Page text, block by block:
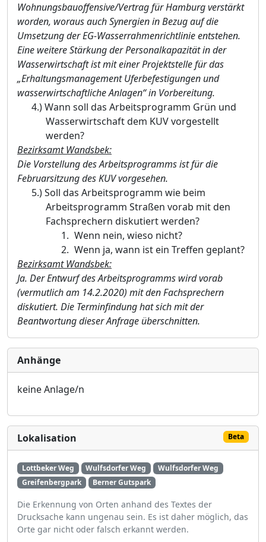
Wohnungsbauoffensive/Vertrag für Hamburg verstärkt
worden, woraus auch Synergien in Bezug auf die
Umsetzung der EG-Wasserrahmenrichtlinie entstehen.
Eine weitere Stärkung der Personalkapazität in der
Wasserwirtschaft ist mit einer Projektstelle für das
„Erhaltungsmanagement Uferbefestigungen und
wasserwirtschaftliche Anlagen“in Vorbereitung.
4.)Wann soll das Arbeitsprogramm Grün und
Wasserwirtschaft dem KUV vorgestellt
werden?
Bezirksamt Wandsbek:
Die Vorstellung des Arbeitsprogramms ist für die
Februarsitzung des KUV vorgesehen.
5.)Soll das Arbeitsprogramm wie beim
Arbeitsprogramm Straßen vorab mit den
Fachsprechern diskutiert werden?
Wenn nein, wieso nicht?
Wenn ja, wann ist ein Treffen geplant?
Bezirksamt Wandsbek:
Ja. Der Entwurf des Arbeitsprogramms wird vorab
(vermutlich am 14.2.2020) mit den Fachsprechern
diskutiert. Die Terminfindung hat sich mit der
Beantwortung dieser Anfrage überschnitten.
Anhänge
keine Anlage/n
Lokalisation Beta
Lottbeker Weg Wulfsdorfer Weg
Wulfsdorfer Weg
Greifenbergpark
Berner Gutspark
Die Erkennung von Orten anhand des Textes der
Drucksache kann ungenau sein. Es ist daher möglich, das
Orte gar nicht oder falsch erkannt werden.